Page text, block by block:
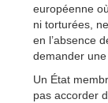
européenne
ni torturées,
en l’absence
demander
Un État
pas accorder